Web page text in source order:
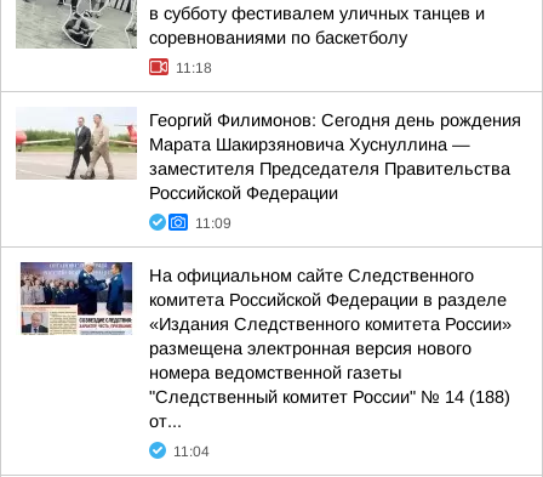
в субботу фестивалем уличных танцев и
соревнованиями по баскетболу
11:18
Георгий Филимонов: Сегодня день рождения
Марата Шакирзяновича Хуснуллина —
заместителя Председателя Правительства
Российской Федерации
11:09
На официальном сайте Следственного
комитета Российской Федерации в разделе
«Издания Следственного комитета России»
размещена электронная версия нового
номера ведомственной газеты
"Следственный комитет России" № 14 (188)
от...
11:04